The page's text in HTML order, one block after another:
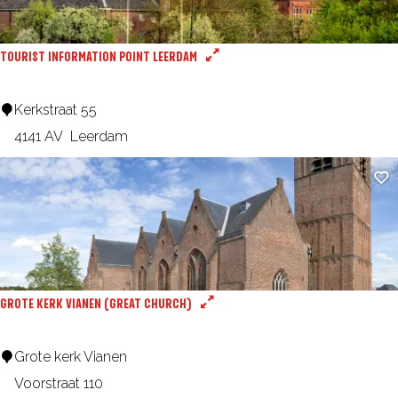
e
e
s
u
t
s
:
TOURIST INFORMATION POINT LEERDAM
T
u
s
t
I
f
Kerkstraat 55
4141 AV Leerdam
GROTE KERK VIANEN (GREAT CHURCH)
G Grote kerk Vianen
Voorstraat 110